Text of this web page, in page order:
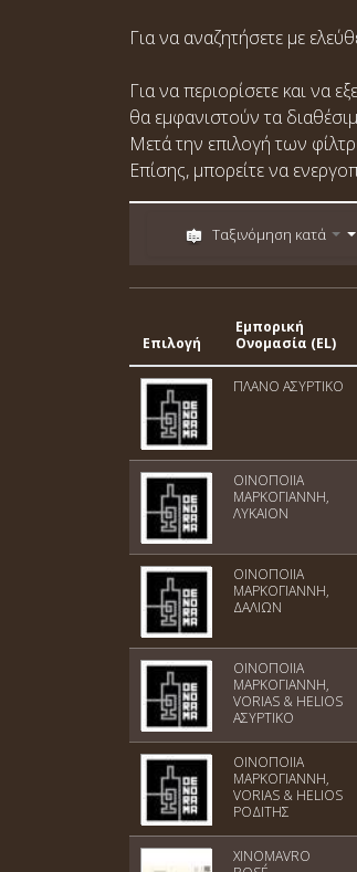
Για να αναζητήσετε με
Για να περιορίσετε και να
θα εμφανιστούν τα
Μετά την επιλογή των
Επίσης, μπορείτε να
Ταξινόμηση κατά
Επιλογή
Εμπορική
Ονομασία (EL)
ΠΛΑΝΟ ΑΣΥΡΤΙΚΟ
ΟΙΝΟΠΟΙΙΑ
ΜΑΡΚΟΓΙΑΝΝΗ,
ΛΥΚΑΙΟΝ
ΟΙΝΟΠΟΙΙΑ
ΜΑΡΚΟΓΙΑΝΝΗ,
ΔΑΛΙΩΝ
ΟΙΝΟΠΟΙΙΑ
ΜΑΡΚΟΓΙΑΝΝΗ,
VORIAS & HELIOS
ΑΣΥΡΤΙΚΟ
ΟΙΝΟΠΟΙΙΑ
ΜΑΡΚΟΓΙΑΝΝΗ,
VORIAS & HELIOS
ΡΟΔΙΤΗΣ
XINOMAVRO